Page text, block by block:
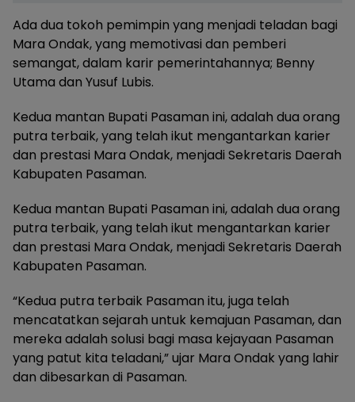
Ada dua tokoh pemimpin yang menjadi teladan bagi
Mara Ondak, yang memotivasi dan pemberi
semangat, dalam karir pemerintahannya; Benny
Utama dan Yusuf Lubis.
Kedua mantan Bupati Pasaman ini, adalah dua orang
putra terbaik, yang telah ikut mengantarkan karier
dan prestasi Mara Ondak, menjadi Sekretaris Daerah
Kabupaten Pasaman.
Kedua mantan Bupati Pasaman ini, adalah dua orang
putra terbaik, yang telah ikut mengantarkan karier
dan prestasi Mara Ondak, menjadi Sekretaris Daerah
Kabupaten Pasaman.
“Kedua putra terbaik Pasaman itu, juga telah
mencatatkan sejarah untuk kemajuan Pasaman, dan
mereka adalah solusi bagi masa kejayaan Pasaman
yang patut kita teladani,” ujar Mara Ondak yang lahir
dan dibesarkan di Pasaman.